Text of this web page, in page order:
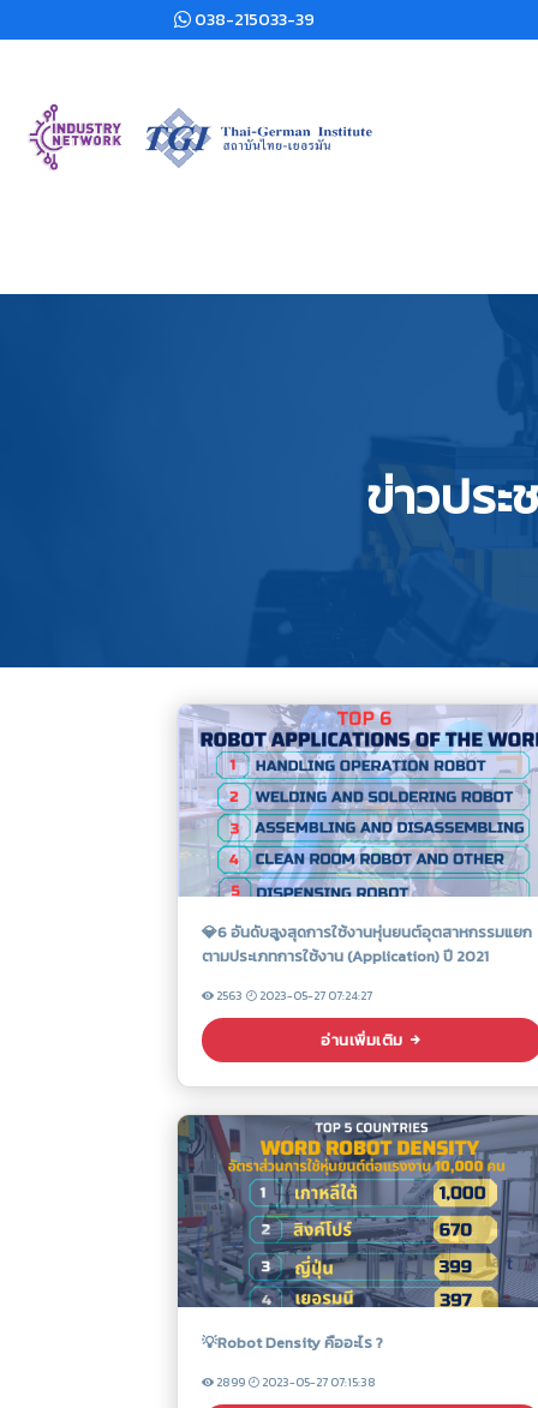
038-215033-39
ข่าวปร
💎6 อันดับสูงสุดการใช้งานหุ่นยนต์อุตสาหกรรมแยก
ตามประเภทการใช้งาน (Application) ปี 2021
2563 2023-05-27 07:24:27
อ่านเพิ่มเติม
💡Robot Density คืออะไร ?
2899 2023-05-27 07:15:38